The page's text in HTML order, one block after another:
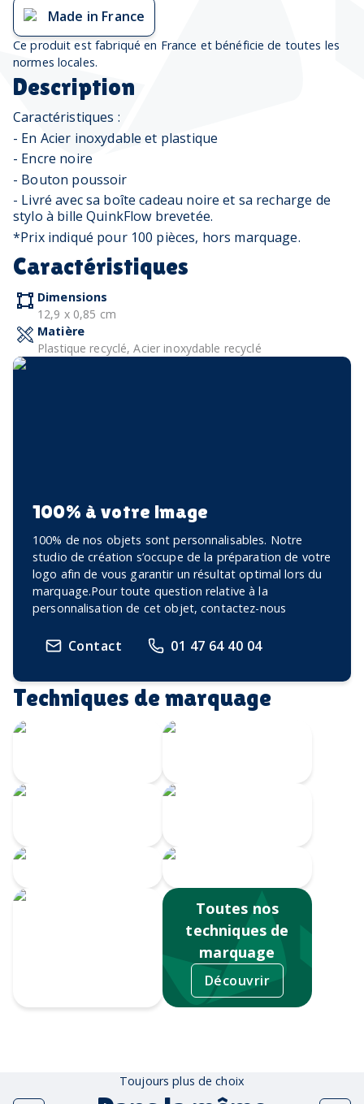
Made in France
Ce produit est fabriqué en France et bénéficie de toutes les
normes locales.
Description
Caractéristiques :
- En Acier inoxydable et plastique
- Encre noire
- Bouton poussoir
- Livré avec sa boîte cadeau noire et sa recharge de
stylo à bille QuinkFlow brevetée.
*Prix indiqué pour 100 pièces, hors marquage.
Caractéristiques
Dimensions
12,9 x 0,85 cm
Matière
Plastique recyclé, Acier inoxydable recyclé
100% à votre image
100% de nos objets sont personnalisables. Notre
studio de création s’occupe de la préparation de votre
logo afin de vous garantir un résultat optimal lors du
marquage.Pour toute question relative à la
personnalisation de cet objet, contactez-nous
Contact 01 47 64 40 04
Techniques de marquage
Toutes nos
techniques de
marquage
Découvrir
Toujours plus de choix